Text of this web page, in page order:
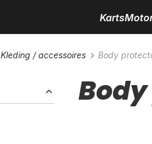
Karts
Kleding / accessoires Body